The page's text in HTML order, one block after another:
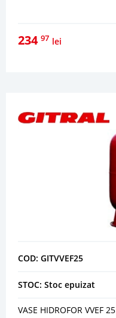
234 97 lei
COD: GITVVEF25
STOC: Stoc epuizat
VASE HIDROFOR VVEF 25